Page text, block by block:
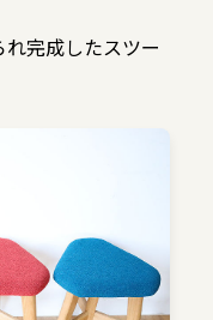
完成したスツー